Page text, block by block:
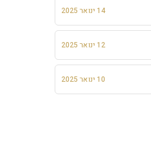
14 ינואר 2025
12 ינואר 2025
10 ינואר 2025